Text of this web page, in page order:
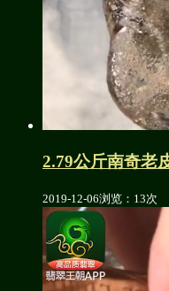
2.79公斤南奇老
2019-12-06浏览：13次